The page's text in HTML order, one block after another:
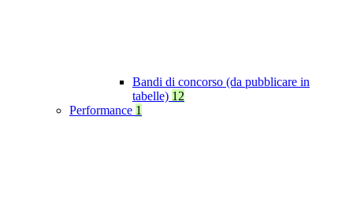
Bandi di concorso (da pubblicare in
tabelle) 12
Performance 1